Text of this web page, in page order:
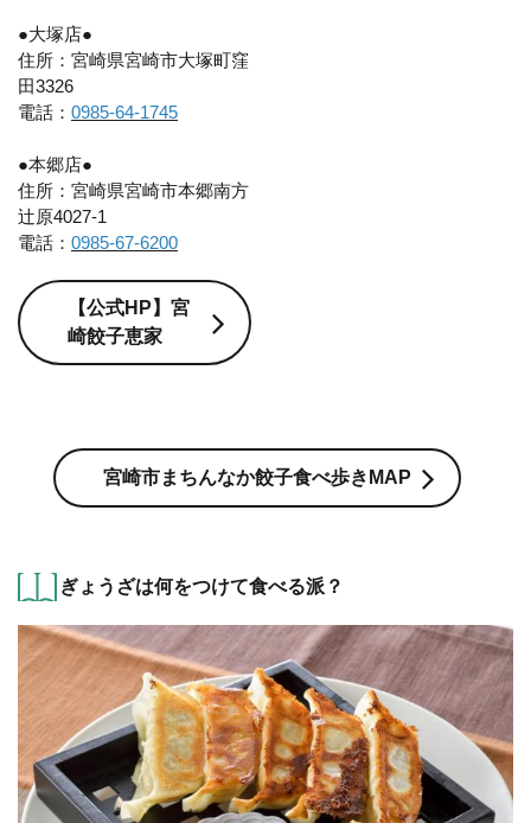
●大塚店●
住所：宮崎県宮崎市大塚町窪
田3326
電話： 0985-64-1745
●本郷店●
住所：宮崎県宮崎市本郷南方
辻原4027-1
電話： 0985-67-6200
【公式HP】宮
崎餃子恵家
宮崎市まちんなか餃子食べ歩きMAP
ぎょうざは何をつけて食べる派？